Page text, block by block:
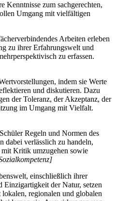
Kenntnisse zum sachgerechten,
Umgang mit vielfältigen
Arbeiten erleben
zu ihrer Erfahrungswelt und
zu erfassen.
indem sie Werte
und diskutieren. Dazu
der Toleranz, der Akzeptanz, der
im Umgang mit Vielfalt.
Regeln und Normen des
dabei verlässlich zu handeln,
Kritik umzugehen sowie
einschließlich ihrer
der Natur, setzen
regionalen und globalen